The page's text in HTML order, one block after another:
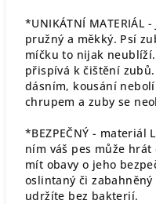
*UNIKÁTNÍ
pružný a měkký. Psí
míčku to nijak
přispívá k čištění
dásním, kousání
chrupem a zuby se
*BEZPEČNÝ - materiál
ním váš pes může
mít obavy o jeho
oslintaný či
udržíte bez bakterií.